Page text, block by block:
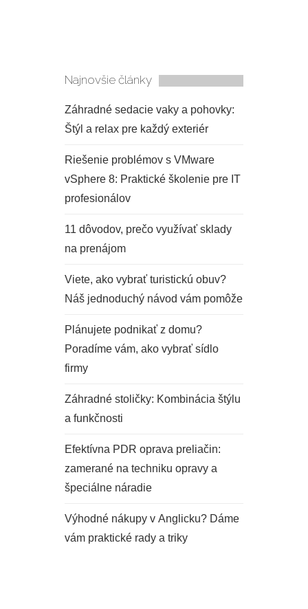
Najnovšie články
Záhradné sedacie vaky a pohovky:
Štýl a relax pre každý exteriér
Riešenie problémov s VMware
vSphere 8: Praktické školenie pre IT
profesionálov
11 dôvodov, prečo využívať sklady
na prenájom
Viete, ako vybrať turistickú obuv?
Náš jednoduchý návod vám pomôže
Plánujete podnikať z domu?
Poradíme vám, ako vybrať sídlo
firmy
Záhradné stoličky: Kombinácia štýlu
a funkčnosti
Efektívna PDR oprava preliačin:
zamerané na techniku opravy a
špeciálne náradie
Výhodné nákupy v Anglicku? Dáme
vám praktické rady a triky